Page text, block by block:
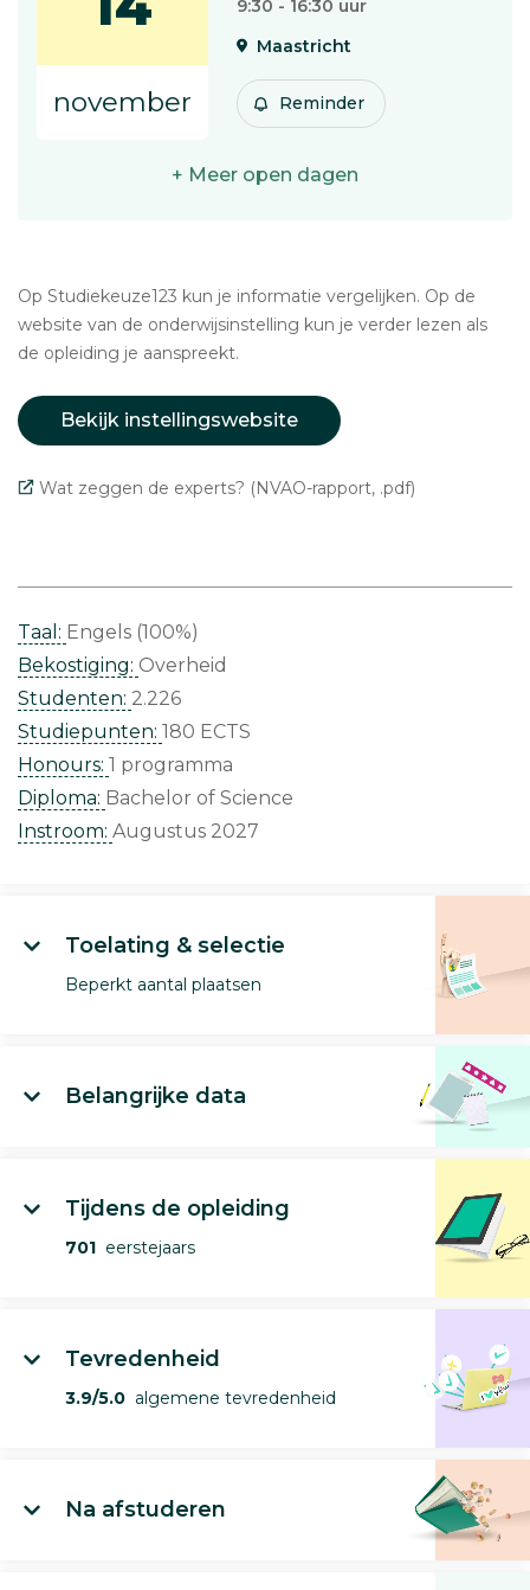
november
9:30 - 16:30 uur
Maastricht
Reminder
+ Meer open dagen
Op Studiekeuze123 kun je informatie vergelijken. Op de
website van de onderwijsinstelling kun je verder lezen als
de opleiding je aanspreekt.
Bekijk instellingswebsite
Wat zeggen de experts? (NVAO-rapport, .pdf)
Taal: Engels (100%)
Bekostiging: Overheid
Studenten: 2.226
Studiepunten: 180 ECTS
Honours: 1 programma
Diploma: Bachelor of Science
Instroom: Augustus 2027
Toelating & selectie
Beperkt aantal plaatsen
Belangrijke data
Tijdens de opleiding
701 eerstejaars
Tevredenheid
3.9/5.0 algemene tevredenheid
Na afstuderen